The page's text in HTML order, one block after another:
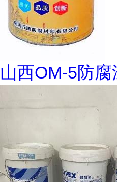
山西OM-5防腐